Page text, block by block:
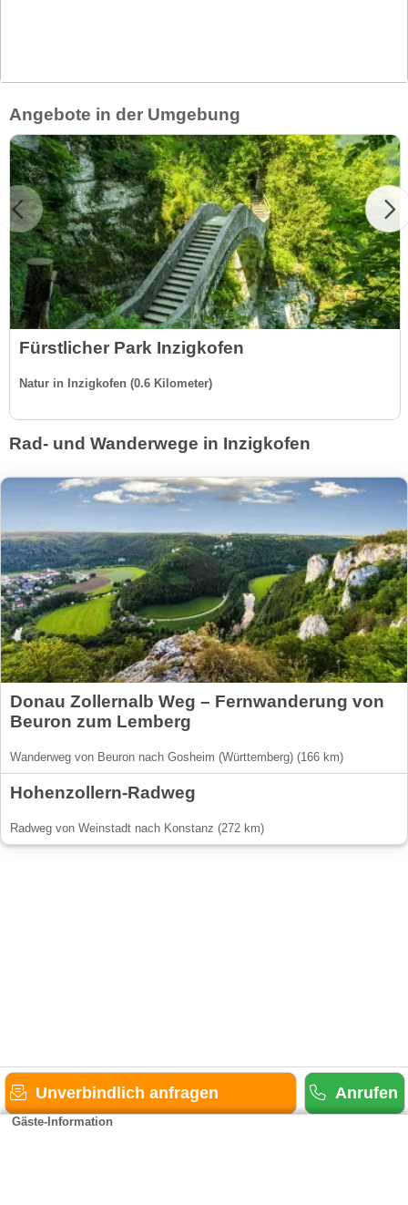
Angebote in der Umgebung
Fürstlicher Park Inzigkofen
Natur in Inzigkofen (0.6 Kilometer)
Rad- und Wanderwege in Inzigkofen
Donau Zollernalb Weg – Fernwanderung von
Beuron zum Lemberg
Wanderweg von Beuron nach Gosheim (Württemberg) (166 km)
Hohenzollern-Radweg
Radweg von Weinstadt nach Konstanz (272 km)
Unverbindlich anfragen Anrufen
Gäste-Information